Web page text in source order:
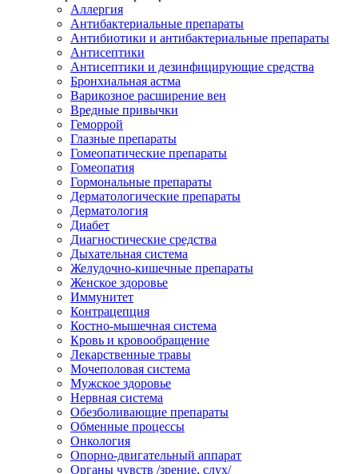
Аллергия
Антибактериальные препараты
Антибиотики и антибактериальные препараты
Антисептики
Антисептики и дезинфицирующие средства
Бронхиальная астма
Варикозное расширение вен
Вредные привычки
Геморрой
Глазные препараты
Гомеопатические препараты
Гомеопатия
Гормональные препараты
Дерматологические препараты
Дерматология
Диабет
Диагностические средства
Дыхательная система
Желудочно-кишечные препараты
Женское здоровье
Иммунитет
Контрацепция
Костно-мышечная система
Кровь и кровообращение
Лекарственные травы
Мочеполовая система
Мужское здоровье
Нервная система
Обезболивающие препараты
Обменные процессы
Онкология
Опорно-двигательный аппарат
Органы чувств /зрение, слух/